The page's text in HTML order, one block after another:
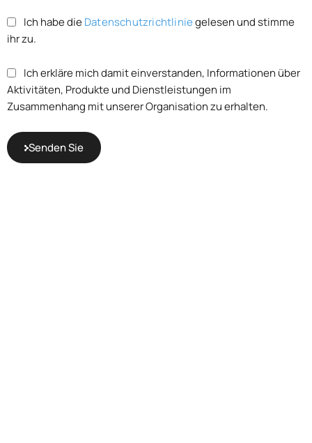
Ich habe dieDatenschutzrichtliniegelesen und stimme
ihr zu.
Ich erkläre mich damit einverstanden, Informationen über
Aktivitäten, Produkte und Dienstleistungen im
Zusammenhang mit unserer Organisation zu erhalten.
Senden Sie